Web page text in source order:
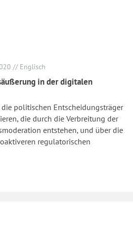
// Englisch
in der digitalen
politischen Entscheidungsträger
die durch die Verbreitung der
entstehen, und über die
regulatorischen